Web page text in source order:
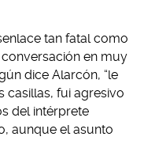
tan fatal como
en muy
dice Alarcón, “le
casillas, fui agresivo
del intérprete
aunque el asunto